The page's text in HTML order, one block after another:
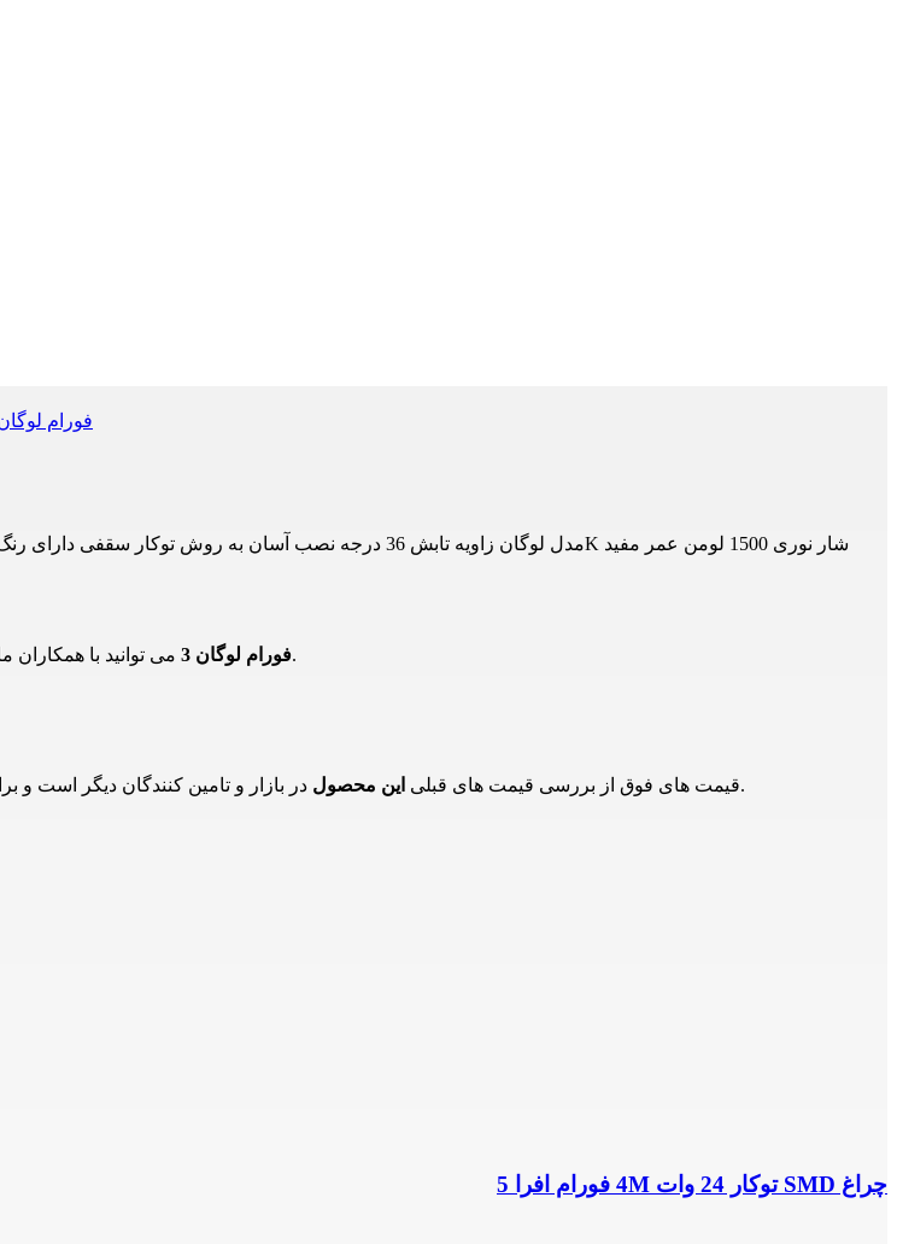
چراغ COB توکار 20 وات 4M فورام لوگان 3می توانید با همکاران ما تماس حاصل فرمایید.
قیمت های فوق از بررسی قیمت های قبلی این محصول در بازار و تامین کنندگان دیگر است و برای اطلاع از حدود قیمت ها است و ممکن است هم اکنون این محصول دارای قیمت جدید باشد.
چراغ SMD توکار 24 وات 4M فورام افرا 5